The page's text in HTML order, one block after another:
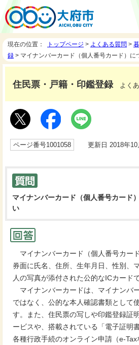
現在の位置： トップページ > よくある質問 >
録 > マイナンバーカード（個人番号カード）に
住民票・戸籍・印鑑登録よくあ
ページ番号1001058 更新日 2018年10
マイナンバーカード（個人番号カード
い
マイナンバーカード（個人番号カー
券面に氏名、住所、生年月日、性別、
人の写真が添付された公的なICカードで
マイナンバーカードは、マイナンバ
ではなく、公的な本人確認書類として
す。また、住民票の写しや印鑑登録証
ービスや、搭載されている「電子証明
各種行政手続のオンライン申請（e-Tax